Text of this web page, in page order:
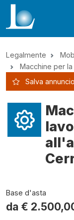
Legalmente
Macchine per
Salva annuncio
Base d'asta
da €